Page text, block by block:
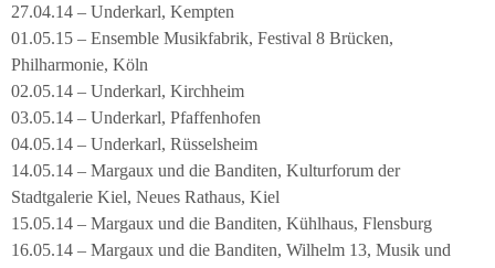
27.04.14 – Underkarl, Kempten
01.05.15 – Ensemble Musikfabrik, Festival 8 Brücken,
Philharmonie, Köln
02.05.14 – Underkarl, Kirchheim
03.05.14 – Underkarl, Pfaffenhofen
04.05.14 – Underkarl, Rüsselsheim
14.05.14 – Margaux und die Banditen, Kulturforum der
Stadtgalerie Kiel, Neues Rathaus, Kiel
15.05.14 – Margaux und die Banditen, Kühlhaus, Flensburg
16.05.14 – Margaux und die Banditen, Wilhelm 13, Musik und